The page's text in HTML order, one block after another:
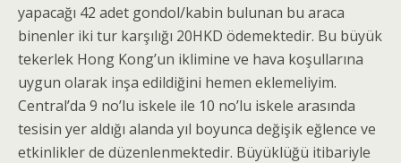
yapacağı 42 adet gondol/kabin bulunan bu araca
binenler iki tur karşılığı 20HKD ödemektedir. Bu büyük
tekerlek Hong Kong’un iklimine ve hava koşullarına
uygun olarak inşa edildiğini hemen eklemeliyim.
Central’da 9 no’lu iskele ile 10 no’lu iskele arasında
tesisin yer aldığı alanda yıl boyunca değişik eğlence ve
etkinlikler de düzenlenmektedir. Büyüklüğü itibariyle